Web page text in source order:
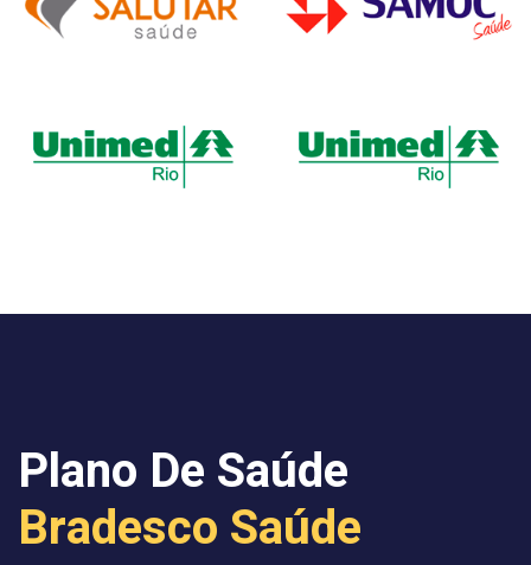
Plano De Saúde
Bradesco Saúde